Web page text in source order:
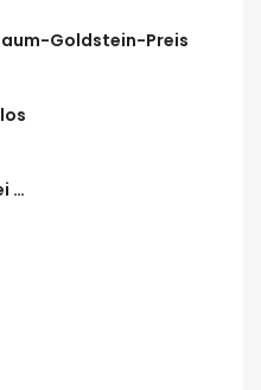
Goldstein-Preis
…